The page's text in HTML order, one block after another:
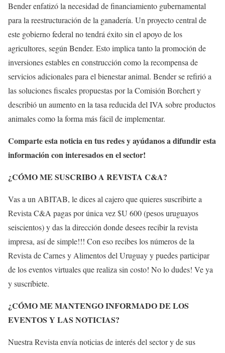
Bender enfatizó la necesidad de financiamiento gubernamental
para la reestructuración de la ganadería. Un proyecto central de
este gobierno federal no tendrá éxito sin el apoyo de los
agricultores, según Bender. Esto implica tanto la promoción de
inversiones estables en construcción como la recompensa de
servicios adicionales para el bienestar animal. Bender se refirió a
las soluciones fiscales propuestas por la Comisión Borchert y
describió un aumento en la tasa reducida del IVA sobre productos
animales como la forma más fácil de implementar.
Comparte esta noticia en tus redes y ayúdanos a difundir esta
información con interesados en el sector!
¿CÓMO ME SUSCRIBO A REVISTA C&A?
Vas a un ABITAB, le dices al cajero que quieres suscribirte a
Revista C&A pagas por única vez $U 600 (pesos uruguayos
seiscientos) y das la dirección donde desees recibir la revista
impresa, así de simple!!! Con eso recibes los números de la
Revista de Carnes y Alimentos del Uruguay y puedes participar
de los eventos virtuales que realiza sin costo! No lo dudes! Ve ya
y suscríbiete.
¿CÓMO ME MANTENGO INFORMADO DE LOS
EVENTOS Y LAS NOTICIAS?
Nuestra Revista envía noticias de interés del sector y de sus